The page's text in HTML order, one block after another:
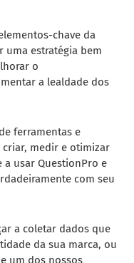
chave da
uma estratégia bem
o
a lealdade dos
ferramentas e
criar, medir e otimizar
a usar QuestionPro e
com seu
a coletar dados que
da sua marca, ou
um dos nossos